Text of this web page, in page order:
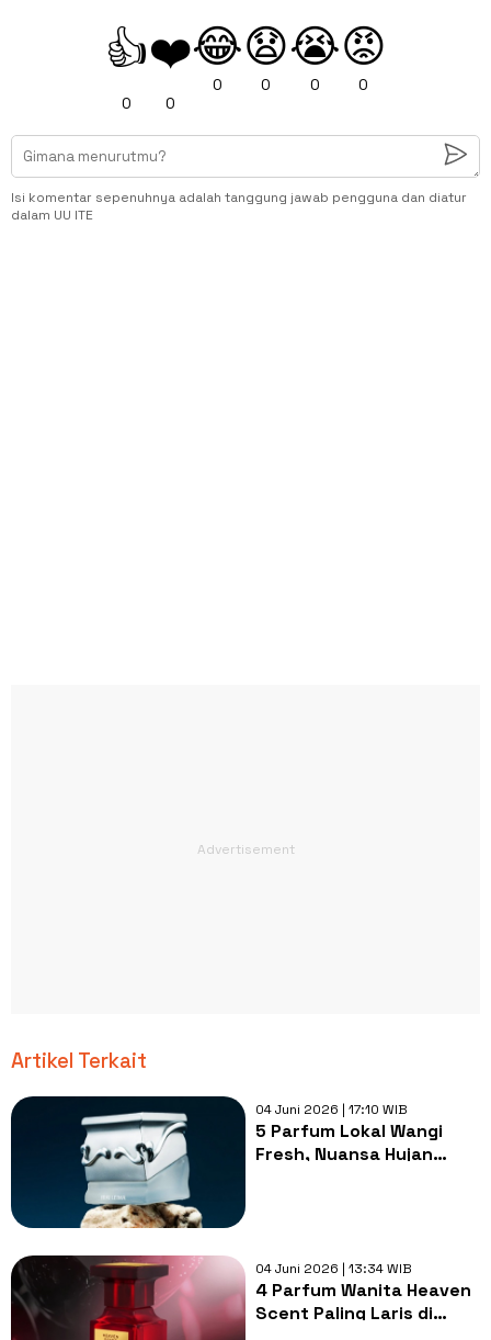
👍
0
❤️
0
😂
0
😧
0
😭
0
😡
0
Isi komentar sepenuhnya adalah tanggung jawab pengguna dan diatur
dalam UU ITE
Artikel Terkait
04 Juni 2026 | 17:10 WIB
5 Parfum Lokal Wangi
Fresh, Nuansa Hujan
04 Juni 2026 | 13:34 WIB
4 Parfum Wanita Heaven
Scent Paling Laris di